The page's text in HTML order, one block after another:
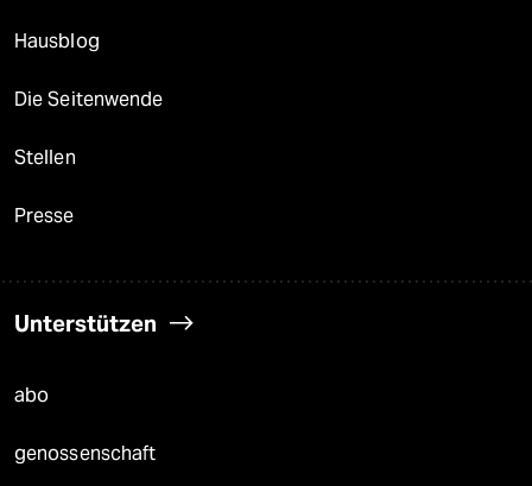
Hausblog
Die Seitenwende
Stellen
Presse
Unterstützen
abo
genossenschaft